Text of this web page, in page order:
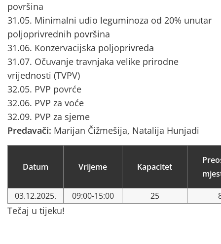
površina
31.05. Minimalni udio leguminoza od 20% unutar
poljoprivrednih površina
31.06. Konzervacijska poljoprivreda
31.07. Očuvanje travnjaka velike prirodne
vrijednosti (TVPV)
32.05. PVP povrće
32.06. PVP za voće
32.09. PVP za sjeme
Predavači: Marijan Čižmešija, Natalija Hunjadi
Datum Vrijeme Kapacitet
03.12.2025. 09:00-15:00 25
Tečaj u tijeku!